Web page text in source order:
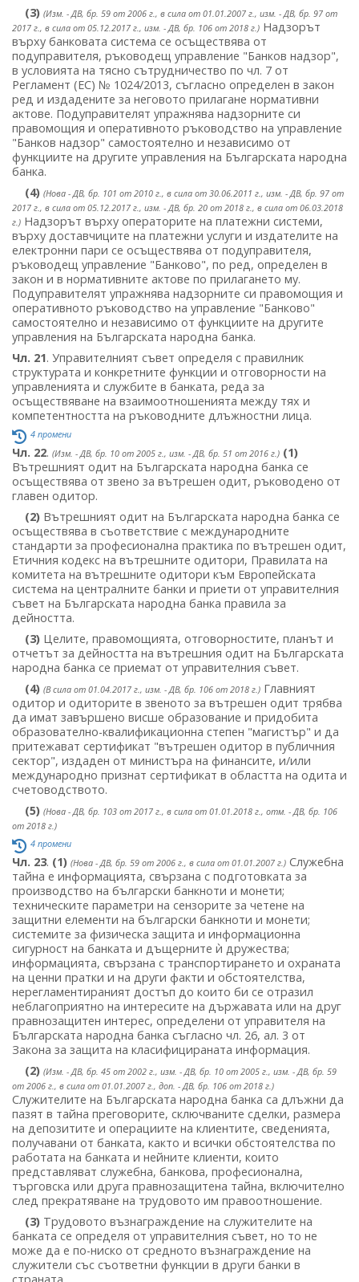
(3) (Изм. - ДВ, бр. 59 от 2006 г., в сила от 01.01.2007 г., изм. - ДВ, бр. 97 от
2017 г., в сила от 05.12.2017 г., изм. - ДВ, бр. 106 от 2018 г.) Надзорът
върху банковата система се осъществява от
подуправителя, ръководещ управление "Банков надзор",
в условията на тясно сътрудничество по чл. 7 от
Регламент (ЕС) № 1024/2013, съгласно определен в закон
ред и издадените за неговото прилагане нормативни
актове. Подуправителят упражнява надзорните си
правомощия и оперативното ръководство на управление
"Банков надзор" самостоятелно и независимо от
функциите на другите управления на Българската народна
банка.
(4) (Нова - ДВ, бр. 101 от 2010 г., в сила от 30.06.2011 г., изм. - ДВ, бр. 97 от
2017 г., в сила от 05.12.2017 г., изм. - ДВ, бр. 20 от 2018 г., в сила от 06.03.2018
г.) Надзорът върху операторите на платежни системи,
върху доставчиците на платежни услуги и издателите на
електронни пари се осъществява от подуправителя,
ръководещ управление "Банково", по ред, определен в
закон и в нормативните актове по прилагането му.
Подуправителят упражнява надзорните си правомощия и
оперативното ръководство на управление "Банково"
самостоятелно и независимо от функциите на другите
управления на Българската народна банка.
Чл. 21. Управителният съвет определя с правилник
структурата и конкретните функции и отговорности на
управленията и службите в банката, реда за
осъществяване на взаимоотношенията между тях и
компетентността на ръководните длъжностни лица.
4 промени
Чл. 22. (Изм. - ДВ, бр. 10 от 2005 г., изм. - ДВ, бр. 51 от 2016 г.) (1)
Вътрешният одит на Българската народна банка се
осъществява от звено за вътрешен одит, ръководено от
главен одитор.
(2) Вътрешният одит на Българската народна банка се
осъществява в съответствие с международните
стандарти за професионална практика по вътрешен одит,
Етичния кодекс на вътрешните одитори, Правилата на
комитета на вътрешните одитори към Европейската
система на централните банки и приети от управителния
съвет на Българската народна банка правила за
дейността.
(3) Целите, правомощията, отговорностите, планът и
отчетът за дейността на вътрешния одит на Българската
народна банка се приемат от управителния съвет.
(4) (В сила от 01.04.2017 г., изм. - ДВ, бр. 106 от 2018 г.) Главният
одитор и одиторите в звеното за вътрешен одит трябва
да имат завършено висше образование и придобита
образователно-квалификационна степен "магистър" и да
притежават сертификат "вътрешен одитор в публичния
сектор", издаден от министъра на финансите, и/или
международно признат сертификат в областта на одита и
счетоводството.
(5) (Нова - ДВ, бр. 103 от 2017 г., в сила от 01.01.2018 г., отм. - ДВ, бр. 106
от 2018 г.)
4 промени
Чл. 23. (1) (Нова - ДВ, бр. 59 от 2006 г., в сила от 01.01.2007 г.) Служебна
тайна е информацията, свързана с подготовката за
производство на български банкноти и монети;
техническите параметри на сензорите за четене на
защитни елементи на български банкноти и монети;
системите за физическа защита и информационна
сигурност на банката и дъщерните ѝ дружества;
информацията, свързана с транспортирането и охраната
на ценни пратки и на други факти и обстоятелства,
нерегламентираният достъп до които би се отразил
неблагоприятно на интересите на държавата или на друг
правнозащитен интерес, определени от управителя на
Българската народна банка съгласно чл. 26, ал. 3 от
Закона за защита на класифицираната информация.
(2) (Изм. - ДВ, бр. 45 от 2002 г., изм. - ДВ, бр. 10 от 2005 г., изм. - ДВ, бр. 59
от 2006 г., в сила от 01.01.2007 г., доп. - ДВ, бр. 106 от 2018 г.)
Служителите на Българската народна банка са длъжни да
пазят в тайна преговорите, сключваните сделки, размера
на депозитите и операциите на клиентите, сведенията,
получавани от банката, както и всички обстоятелства по
работата на банката и нейните клиенти, които
представляват служебна, банкова, професионална,
търговска или друга правнозащитена тайна, включително
след прекратяване на трудовото им правоотношение.
(3) Трудовото възнаграждение на служителите на
банката се определя от управителния съвет, но то не
може да е по-ниско от средното възнаграждение на
служители със съответни функции в други банки в
страната.